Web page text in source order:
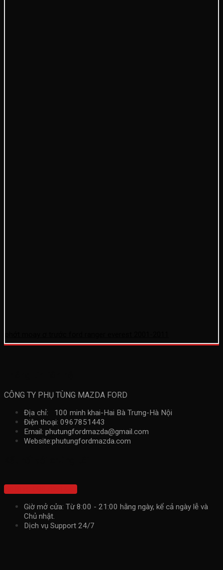
CÔNG TY PHỤ TÙNG MAZDA FORD
Địa chỉ: 100 minh khai-Hai Bà Trưng-Hà Nội
Điện thoại: 0967851443
Email: phutungfordmazda@gmail.com
Website:phutungfordmazda.com
Giờ mở cửa: Từ 8:00 - 21:00 hằng ngày, kể cả ngày lễ và
Chủ nhật.
Dịch vụ Support 24/7